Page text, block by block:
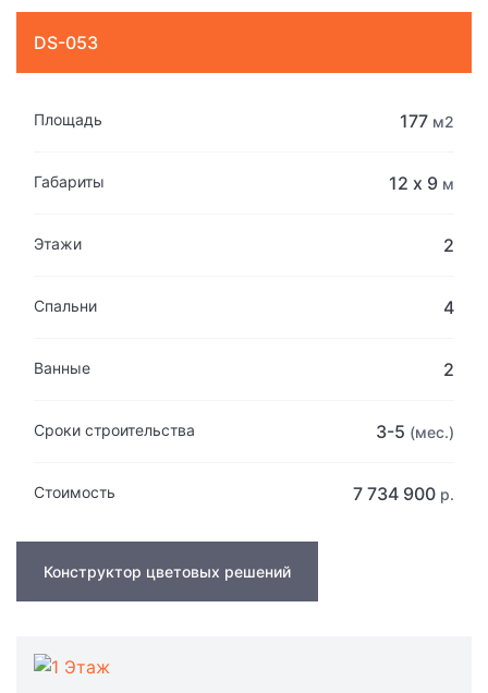
DS-053
Площадь 177 м2
Габариты 12 х 9 м
Этажи 2
Спальни 4
Ванные 2
Сроки строительства 3-5 (мес.)
Стоимость 7 734 900 р.
Конструктор цветовых решений
1 Этаж